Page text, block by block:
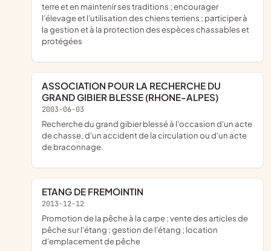
terre et en maintenir ses traditions ; encourager
l'élevage et l'utilisation des chiens terriens ; participer à
la gestion et à la protection des espèces chassables et
protégées
ASSOCIATION POUR LA RECHERCHE DU
GRAND GIBIER BLESSE (RHONE-ALPES)
2003-06-03
recherche du grand gibier blessé à l'occasion d'un acte
de chasse, d'un accident de la circulation ou d'un acte
de braconnage.
ETANG DE FREMOINTIN
2013-12-12
promotion de la pêche à la carpe ; vente des articles de
pêche sur l'étang ; gestion de l'étang ; location
d'emplacement de pêche